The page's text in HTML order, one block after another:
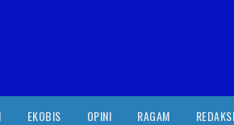
EKOBIS OPINI RAGAM REDAKSI